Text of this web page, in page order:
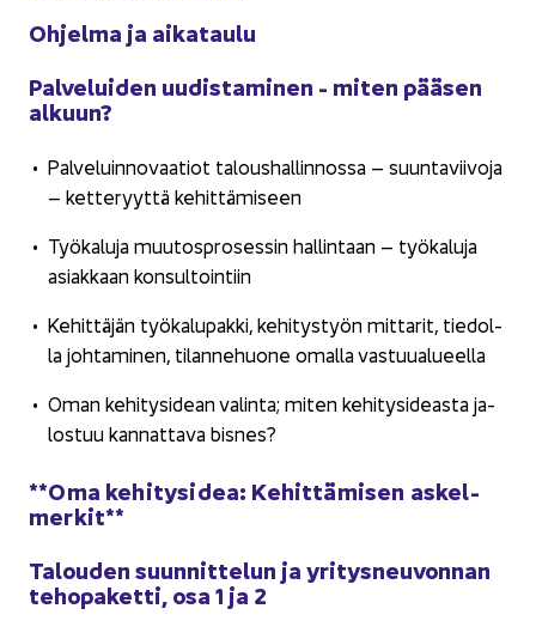
Oh­jel­ma ja ai­ka­tau­lu
Pal­ve­lui­den uu­dis­ta­mi­nen - miten pää­sen
al­kuun?
Pal­ve­luin­no­vaa­tiot ta­lous­hal­lin­nos­sa – suun­ta­vii­vo­ja
– ket­te­ryyt­tä ke­hit­tä­mi­seen
Työ­ka­lu­ja muu­tos­pro­ses­sin hal­lin­taan – työ­ka­lu­ja
asiak­kaan kon­sul­toin­tiin
Ke­hit­tä­jän työ­ka­lu­pak­ki, ke­hi­tys­työn mit­ta­rit, tie­dol­
la joh­ta­mi­nen, ti­lan­ne­huo­ne omal­la vas­tuu­alu­eel­la
Oman ke­hi­tys­idean va­lin­ta; miten ke­hi­ty­si­deas­ta ja­
los­tuu kan­nat­ta­va bis­nes?
**Oma ke­hi­tys­idea: Ke­hit­tä­mi­sen as­kel­
mer­kit**
Ta­lou­den suun­nit­te­lun ja yri­tys­neu­von­nan
te­ho­pa­ket­ti, osa 1 ja 2